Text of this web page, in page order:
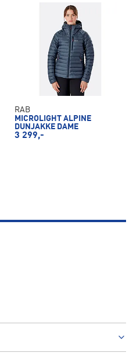
RAB
MICROLIGHT ALPINE
DUNJAKKE DAME
3 299,-